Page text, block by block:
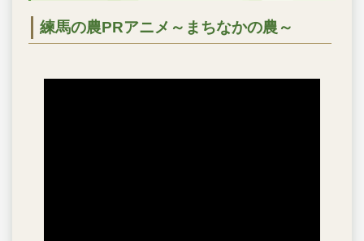
練馬の農PRアニメ～まちなかの農～